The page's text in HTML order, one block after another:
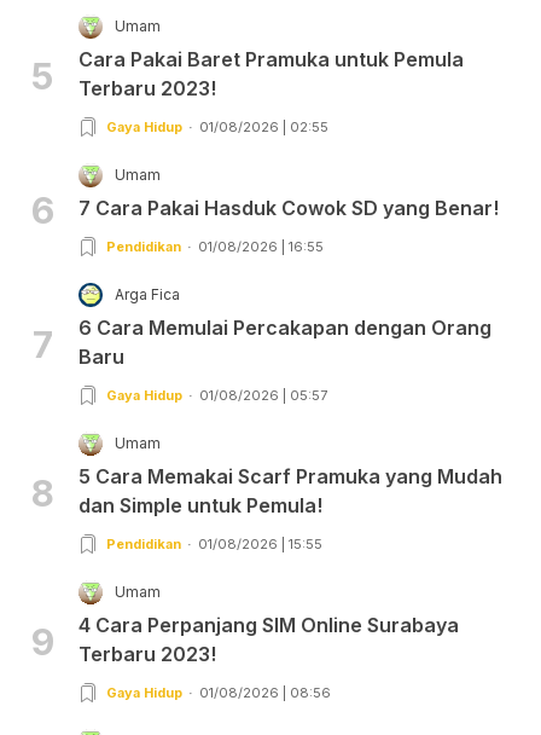
5
Umam
Cara Pakai Baret Pramuka untuk Pemula
Terbaru 2023!
Gaya Hidup 01/08/2026 | 02:55
6
Umam
7 Cara Pakai Hasduk Cowok SD yang Benar!
Pendidikan 01/08/2026 | 16:55
7
Arga Fica
6 Cara Memulai Percakapan dengan Orang
Baru
Gaya Hidup 01/08/2026 | 05:57
8
Umam
5 Cara Memakai Scarf Pramuka yang Mudah
dan Simple untuk Pemula!
Pendidikan 01/08/2026 | 15:55
9
Umam
4 Cara Perpanjang SIM Online Surabaya
Terbaru 2023!
Gaya Hidup 01/08/2026 | 08:56